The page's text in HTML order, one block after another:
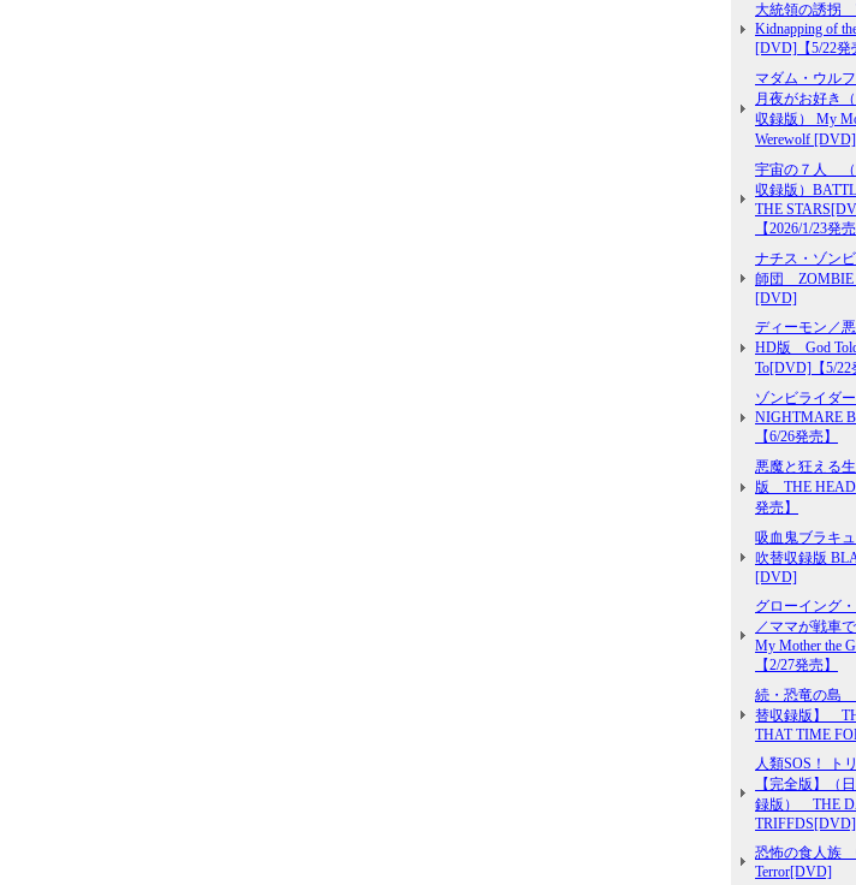
大統領の誘拐
Kidnapping of
[DVD]【5/22発
マダム・ウル
月夜がお好き
収録版） My
Werewolf [DVD]
宇宙の７人 （
収録版）
THE
【2026/1/23発売
ナチス・ゾン
師団 ZOMBIE
[DVD]
ディーモン／
HD版 God
To[DVD]【5/22
ゾンビライダ
NIGHTMARE
【6/26発売】
悪魔と狂える
版 THE
発売】
吸血鬼ブラキ
吹替収録版
[DVD]
グローイング
／ママが戦車
My Mother the
【2/27発売】
続・恐竜の島
替収録版】
THAT TIME
人類SOS！ ト
【完全版】（
録版） THE
TRIFFDS[DVD]
恐怖の食人族
Terror[DVD]